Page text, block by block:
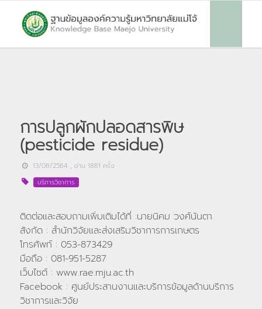
การปลูกผักปลอดสารพิษ
(pesticide residue)
13/08/2564 , อ่าน 1881 ครั้ง
บริการวิชาการ
ติดต่อและสอบถามเพิ่มเติมได้ที่ :นายนิคม วงศ์นันตา
สังกัด : สำนักวิจัยและส่งเสริมวิชาการการเกษตร
โทรศัพท์ : 053-873429
มือถือ : 081-951-5287
เว็บไซต์ : www.rae.mju.ac.th
Facebook : ศูนย์ประสานงานและบริการข้อมูลด้านบริการ
วิชาการและวิจัย